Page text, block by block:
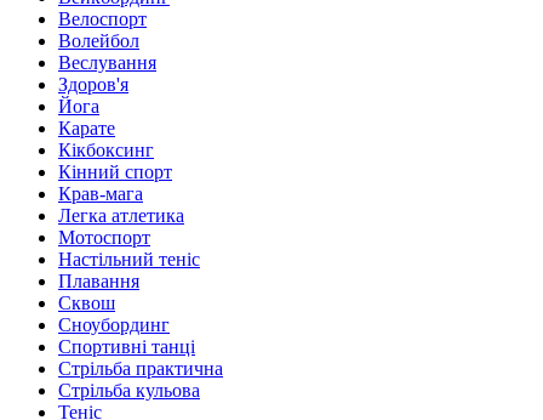
Велоспорт
Волейбол
Веслування
Здоров'я
Йога
Карате
Кікбоксинг
Кінний спорт
Крав-мага
Легка атлетика
Мотоспорт
Настільний теніс
Плавання
Сквош
Сноубординг
Спортивні танці
Стрільба практична
Стрільба кульова
Теніс